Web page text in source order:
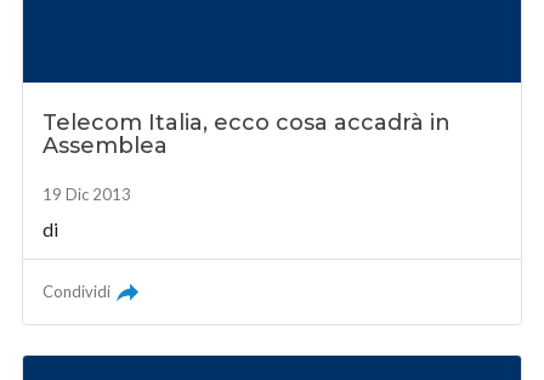
Telecom Italia, ecco cosa accadrà in
Assemblea
19 Dic 2013
di
Condividi